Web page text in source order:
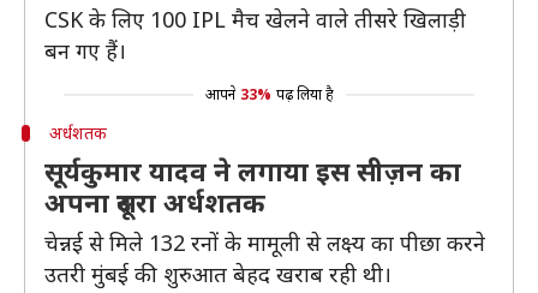
CSK के लिए 100 IPL मैच खेलने वाले तीसरे खिलाड़ी
बन गए हैं।
आपने 33% पढ़ लिया है
अर्धशतक
सूर्यकुमार यादव ने लगाया इस सीज़न का
अपना दूसरा अर्धशतक
चेन्नई से मिले 132 रनों के मामूली से लक्ष्य का पीछा करने
उतरी मुंबई की शुरुआत बेहद खराब रही थी।